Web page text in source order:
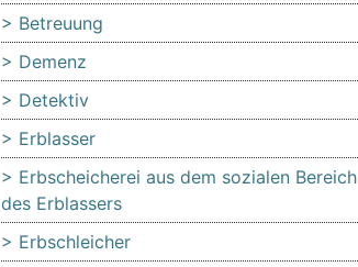
Betreuung
Demenz
Detektiv
Erblasser
Erbscheicherei aus dem sozialen Bereich
des Erblassers
Erbschleicher